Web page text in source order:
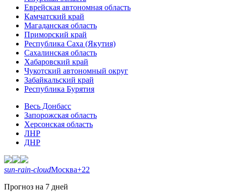
Еврейская автономная область
Камчатский край
Магаданская область
Приморский край
Республика Саха (Якутия)
Сахалинская область
Хабаровский край
Чукотский автономный округ
Забайкальский край
Республика Бурятия
Весь Донбасс
Запорожская область
Херсонская область
ЛНР
ДНР
sun-rain-cloudМосква+22
Прогноз на 7 дней